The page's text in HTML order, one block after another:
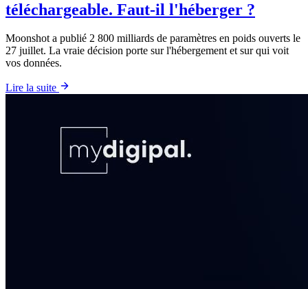
téléchargeable. Faut-il l'héberger ?
Moonshot a publié 2 800 milliards de paramètres en poids ouverts le
27 juillet. La vraie décision porte sur l'hébergement et sur qui voit
vos données.
Lire la suite